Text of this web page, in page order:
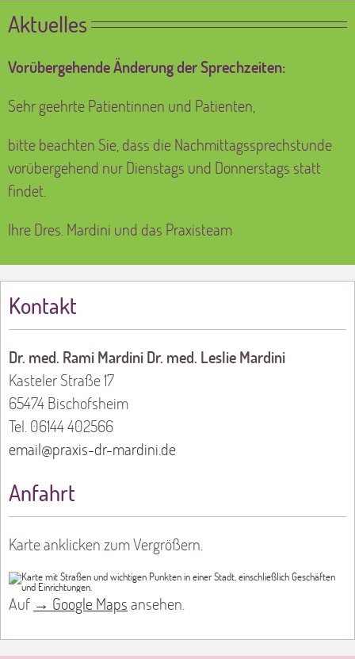
Aktuelles
Vorübergehende Änderung der Sprechzeiten:
Sehr geehrte Patientinnen und Patienten,
bitte beachten Sie, dass die Nachmittagssprechstunde
vorübergehend nur Dienstags und Donnerstags statt
findet.
Ihre Dres. Mardini und das Praxisteam
Kontakt
Dr. med. Rami Mardini Dr. med. Leslie Mardini
Kasteler Straße 17
65474 Bischofsheim
Tel. 06144 402566
email@praxis-dr-mardini.de
Anfahrt
Karte anklicken zum Vergrößern.
Auf → Google Maps ansehen.